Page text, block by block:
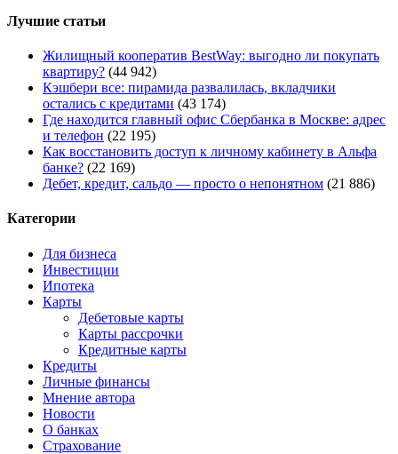
Лучшие статьи
Жилищный кооператив BestWay: выгодно ли покупать
квартиру? (44 942)
Кэшбери все: пирамида развалилась, вкладчики
остались с кредитами (43 174)
Где находится главный офис Сбербанка в Москве: адрес
и телефон (22 195)
Как восстановить доступ к личному кабинету в Альфа
банке? (22 169)
Дебет, кредит, сальдо — просто о непонятном (21 886)
Категории
Для бизнеса
Инвестиции
Ипотека
Карты
Дебетовые карты
Карты рассрочки
Кредитные карты
Кредиты
Личные финансы
Мнение автора
Новости
О банках
Страхование